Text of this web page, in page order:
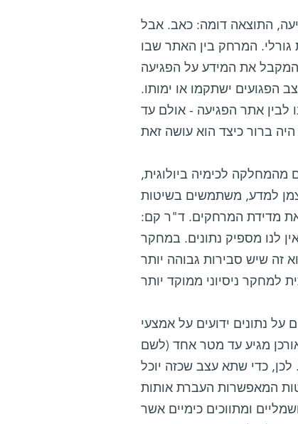
התוצאה דומה: כאב. אבל
המרחק בין האתר שבו
את המידע על הפגיעה
הפגועים ישתקמו או ימותו.
אתר הפגיעה - אולם עד
מהמחלקה לכימיה ביולוגית,
למדע, משתמשים בשיטות
מדידת המרחקים. ד"ר קם:
לנו מספיק נתונים. במחקר
זה שיש סבירות גבוהה יותר
נתונים ידועים על אמצעי
מגיע עד מטר אחד (לשם
כדי שתא עצב שכזה יוכל
המאפשרות העברת אותות
ומתווכים כימיים אשר